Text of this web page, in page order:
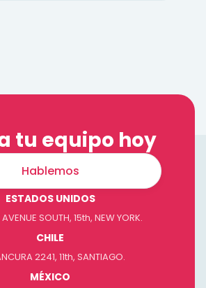
tu equipo hoy
Hablemos
ESTADOS UNIDOS
SOUTH, 15th, NEW YORK.
CHILE
2241, 11th, SANTIAGO.
MÉXICO